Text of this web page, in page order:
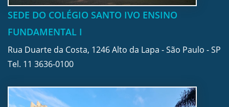
SEDE DO COLÉGIO SANTO IVO ENSINO
FUNDAMENTAL I
Rua Duarte da Costa, 1246 Alto da Lapa - São Paulo - SP
Tel. 11 3636-0100